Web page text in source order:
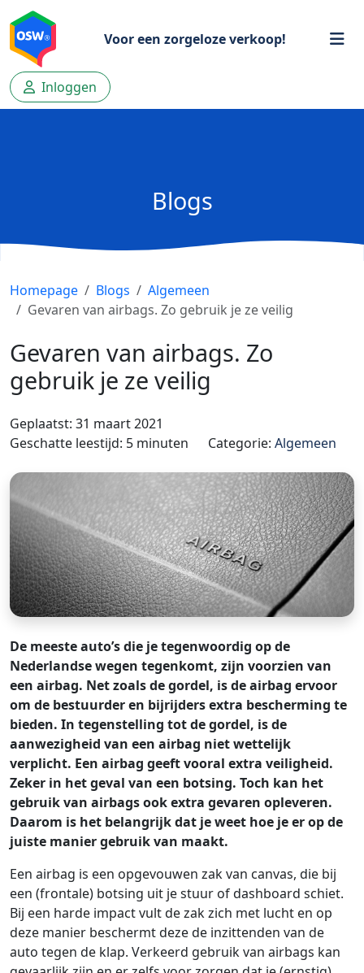
Voor een zorgeloze verkoop!
Inloggen
Blogs
Homepage Blogs
Algemeen
Gevaren van airbags. Zo gebruik je ze veilig
Gevaren van airbags. Zo
gebruik je ze veilig
Geplaatst: 31 maart 2021
Geschatte leestijd: 5 minuten
Categorie: Algemeen
De meeste auto’s die je tegenwoordig op de
Nederlandse wegen tegenkomt, zijn voorzien van
een airbag. Net zoals de gordel, is de airbag ervoor
om de bestuurder en bijrijders extra bescherming te
bieden. In tegenstelling tot de gordel, is de
aanwezigheid van een airbag niet wettelijk
verplicht. Een airbag geeft vooral extra veiligheid.
Zeker in het geval van een botsing. Toch kan het
gebruik van airbags ook extra gevaren opleveren.
Daarom is het belangrijk dat je weet hoe je er op de
juiste manier gebruik van maakt.
Een airbag is een opgevouwen zak van canvas, die bij
een (frontale) botsing uit je stuur of dashboard schiet.
Bij een harde impact vult de zak zich met lucht en op
deze manier beschermt deze de inzittenden van de
auto tegen de klap. Verkeerd gebruik van airbags kan